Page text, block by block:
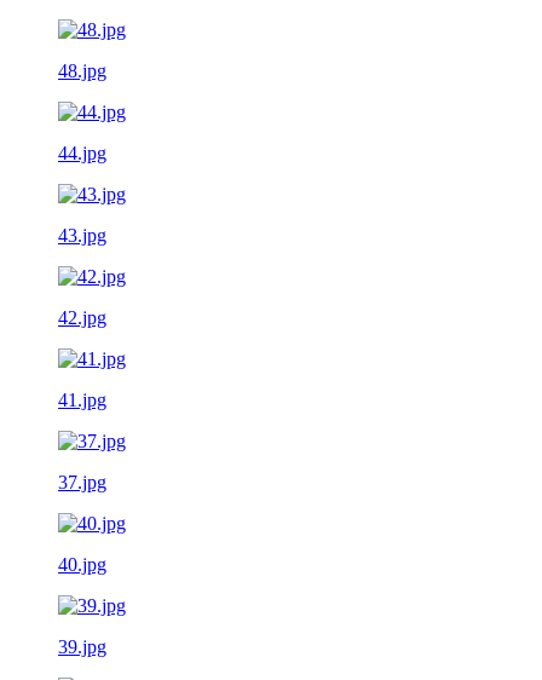
48.jpg
44.jpg
43.jpg
42.jpg
41.jpg
37.jpg
40.jpg
39.jpg